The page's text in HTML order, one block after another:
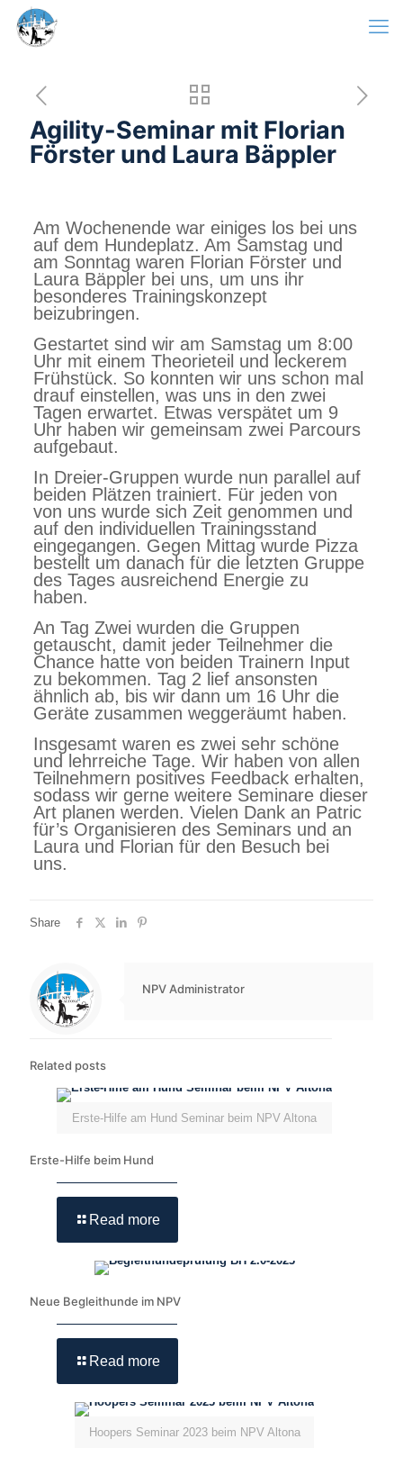
Agility-Seminar mit Florian
Förster und Laura Bäppler
Am Wochenende war einiges los bei uns
auf dem Hundeplatz. Am Samstag und
am Sonntag waren Florian Förster und
Laura Bäppler bei uns, um uns ihr
besonderes Trainingskonzept
beizubringen.
Gestartet sind wir am Samstag um 8:00
Uhr mit einem Theorieteil und leckerem
Frühstück. So konnten wir uns schon mal
drauf einstellen, was uns in den zwei
Tagen erwartet. Etwas verspätet um 9
Uhr haben wir gemeinsam zwei Parcours
aufgebaut.
In Dreier-Gruppen wurde nun parallel auf
beiden Plätzen trainiert. Für jeden von
von uns wurde sich Zeit genommen und
auf den individuellen Trainingsstand
eingegangen. Gegen Mittag wurde Pizza
bestellt um danach für die letzten Gruppe
des Tages ausreichend Energie zu
haben.
An Tag Zwei wurden die Gruppen
getauscht, damit jeder Teilnehmer die
Chance hatte von beiden Trainern Input
zu bekommen. Tag 2 lief ansonsten
ähnlich ab, bis wir dann um 16 Uhr die
Geräte zusammen weggeräumt haben.
Insgesamt waren es zwei sehr schöne
und lehrreiche Tage. Wir haben von allen
Teilnehmern positives Feedback erhalten,
sodass wir gerne weitere Seminare dieser
Art planen werden. Vielen Dank an Patric
für’s Organisieren des Seminars und an
Laura und Florian für den Besuch bei
uns.
Share
NPV Administrator
Related posts
Erste-Hilfe am Hund Seminar beim NPV Altona
Erste-Hilfe beim Hund
Read more
Neue Begleithunde im NPV
Read more
Hoopers Seminar 2023 beim NPV Altona